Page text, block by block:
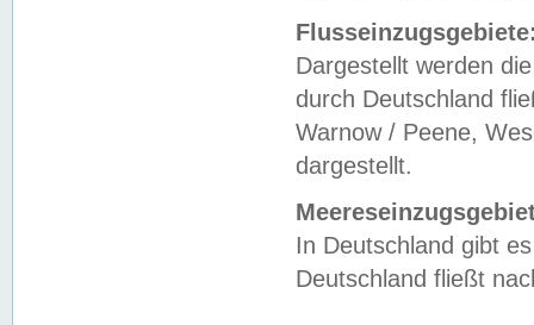
Dargestellt werden
durch Deutschland
Warnow / Peene,
dargestellt.
In Deutschland gibt
Deutschland fließt